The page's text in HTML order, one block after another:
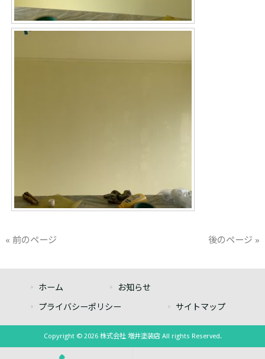
« 前のページ 後のページ »
ホーム お知らせ
プライバシーポリシー サイトマップ
Copyright © 2026 株式会社 増井塗装店 All rights Reserved.